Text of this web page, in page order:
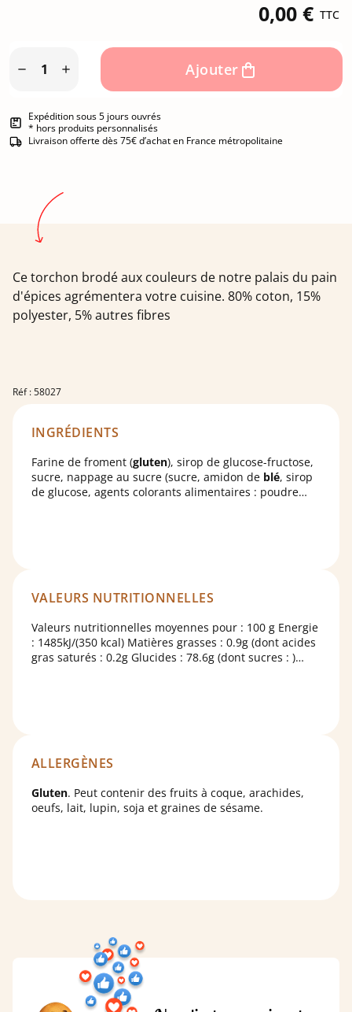
0,00 € TTC
  Ajouter
Expédition sous 5 jours ouvrés
* hors produits personnalisés
Livraison offerte dès 75€ d’achat en France métropolitaine
Ce torchon brodé aux couleurs de notre palais du pain
d'épices agrémentera votre cuisine. 80% coton, 15%
polyester, 5% autres fibres
Réf : 58027
INGRÉDIENTS
Farine de froment (gluten), sirop de glucose-fructose,
sucre, nappage au sucre (sucre, amidon de blé, sirop
de glucose, agents colorants alimentaires : poudre
betterave rouge concentré.
VALEURS NUTRITIONNELLES
Valeurs nutritionnelles moyennes pour : 100 g Energie
: 1485kJ/(350 kcal) Matières grasses : 0.9g (dont acides
gras saturés : 0.2g Glucides : 78.6g (dont sucres : )
ALLERGÈNES
Gluten. Peut contenir des fruits à coque, arachides,
oeufs, lait, lupin, soja et graines de sésame.